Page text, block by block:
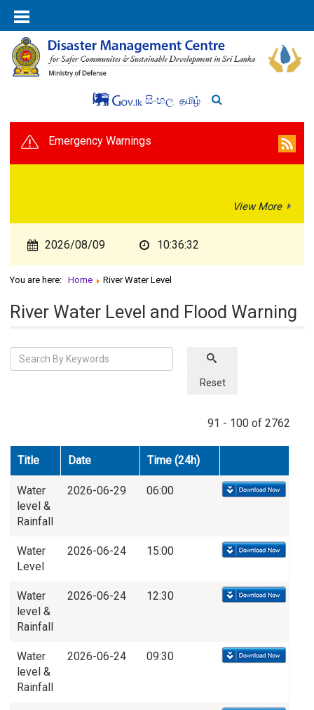
සිංහල தமிழ்
Emergency Warnings
View More
2026/08/09 10:36:33
You are here: Home River Water Level
River Water Level and Flood Warning
Reset
91 - 100 of 2762
Title Date Time (24h)
Water
level &
Rainfall
2026-06-29 06:00
Water
Level
2026-06-24 15:00
Water
level &
Rainfall
2026-06-24 12:30
Water
level &
Rainfall
2026-06-24 09:30